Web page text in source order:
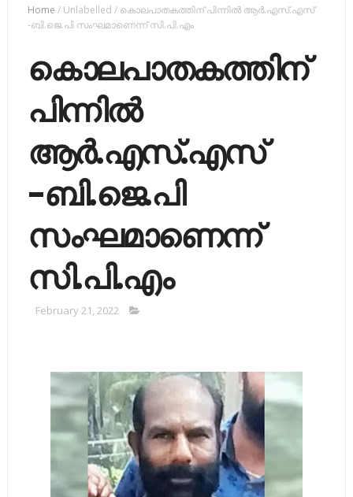
Home /Unlabelled / കൊലപാതകത്തിന് പിന്നില്‍ ആര്‍.എസ്.എസ്
-ബി.ജെ.പി സംഘമാണെന്ന് സി.പി.എം
കൊലപാതകത്തിന്
പിന്നില്‍
ആര്‍.എസ്.എസ്
-ബി.ജെ.പി
സംഘമാണെന്ന്
സി.പി.എം
February 21, 2022